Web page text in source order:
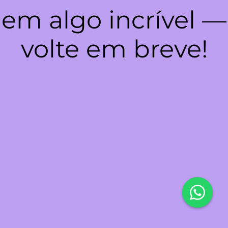
em algo incrível —
volte em breve!